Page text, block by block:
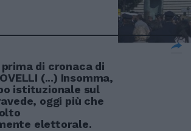
di cronaca di
(...) Insomma,
istituzionale sul
oggi più che
elettorale.